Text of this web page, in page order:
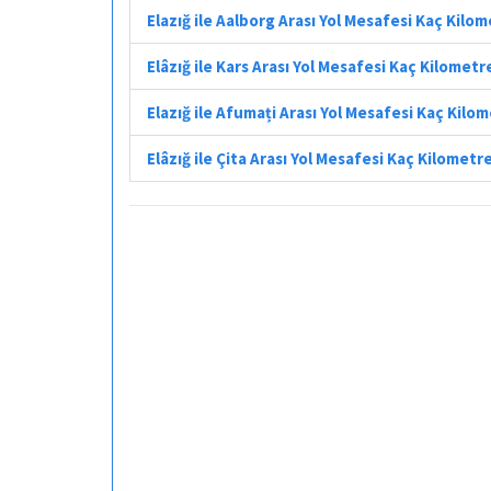
Elazığ ile Aalborg Arası Yol Mesafesi Kaç
Elâzığ ile Kars Arası Yol Mesafesi Kaç
Elazığ ile Afumați Arası Yol Mesafesi Kaç
Elâzığ ile Çita Arası Yol Mesafesi Kaç